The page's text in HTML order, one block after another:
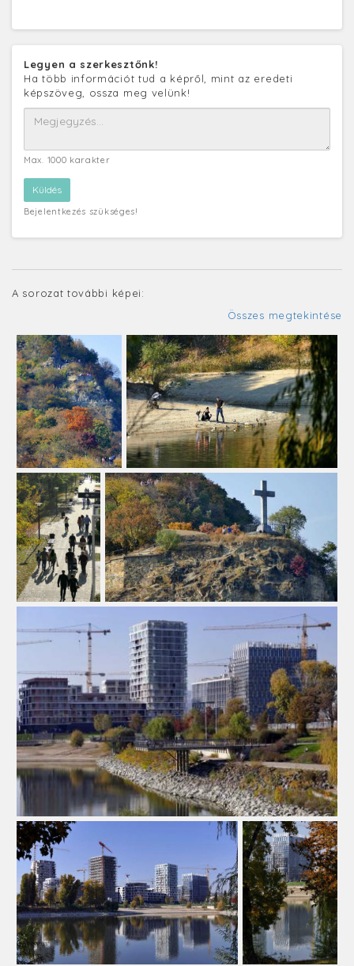
Legyen a szerkesztőnk!
Ha több információt tud a képről, mint az eredeti
képszöveg, ossza meg velünk!
Max. 1000 karakter
Bejelentkezés szükséges!
A sorozat további képei:
Összes megtekintése